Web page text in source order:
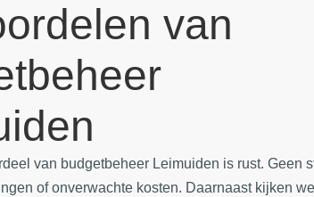
van
van budgetbeheer Leimuiden is rust. Geen
of onverwachte kosten. Daarnaast kijken